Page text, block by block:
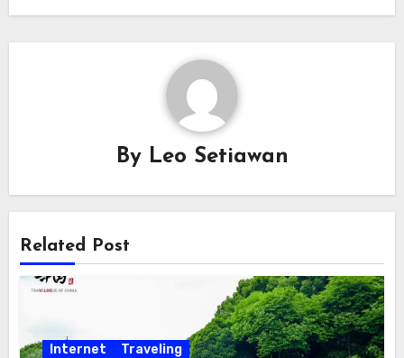
By Leo Setiawan
Related Post
Internet Traveling